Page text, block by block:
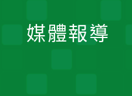
媒體報導